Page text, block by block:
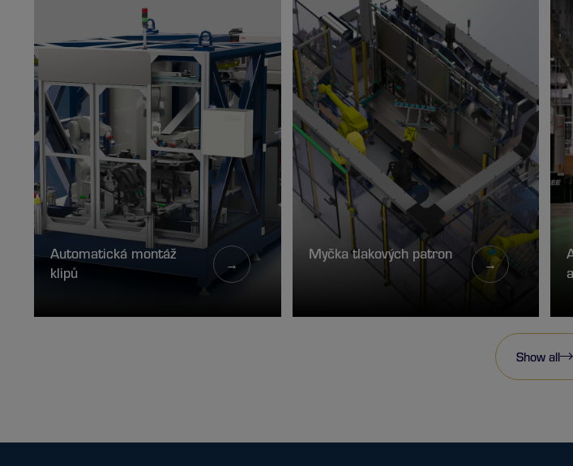
Automatická montáž
klipů
→
Myčka tlakových patron
→
Show all